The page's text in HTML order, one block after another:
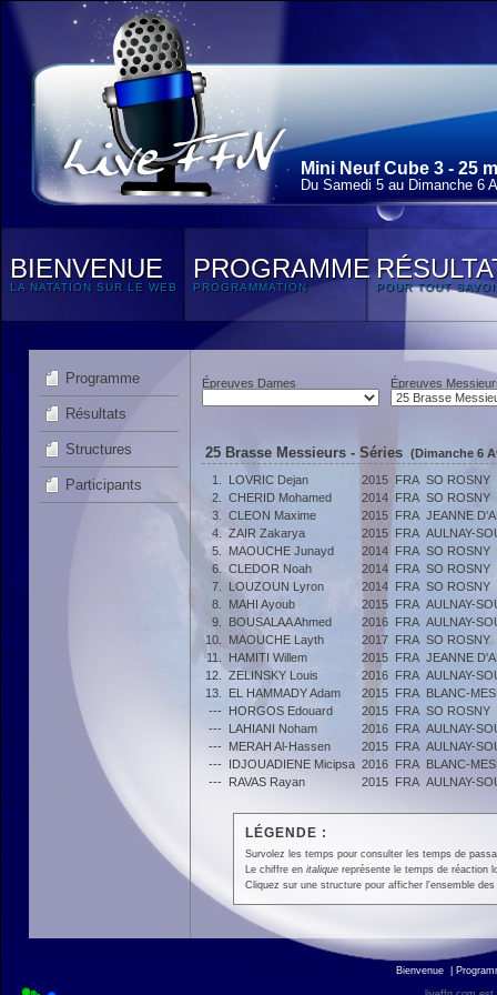
Mini Neuf Cube 3 - 25 m
Du Samedi 5 au Dimanche 6
BIENVENUE
LA NATATION SUR LE WEB
PROGRAMME
PROGRAMMATION POUR TOUT
Programme
Résultats
Structures
Participants
Épreuves Dames Épreuves
25 Brasse Messieurs - Séries (Dimanche 6
1.
LOVRIC Dejan 2015 FRA SO ROSNY
2.
CHERID Mohamed 2014 FRA SO ROSNY
3.
CLEON Maxime 2015 FRA JEANNE
4.
ZAIR Zakarya 2015 FRA AULNAY-
5.
MAOUCHE Junayd 2014 FRA SO ROSNY
6.
CLEDOR Noah 2014 FRA SO ROSNY
7.
LOUZOUN Lyron 2014 FRA SO ROSNY
8.
MAHI Ayoub 2015 FRA AULNAY-
9.
BOUSALAA Ahmed 2016 FRA AULNAY-
10.
MAOUCHE Layth 2017 FRA SO ROSNY
11.
HAMITI Willem 2015 FRA JEANNE
12.
ZELINSKY Louis 2016 FRA AULNAY-
13.
EL HAMMADY Adam 2015 FRA BLANC-
--- HORGOS Edouard 2015 FRA SO ROSNY
--- LAHIANI Noham 2016 FRA AULNAY-
--- MERAH Al-Hassen 2015 FRA AULNAY-
--- IDJOUADIENE Micipsa 2016 FRA BLANC-
--- RAVAS Rayan 2015 FRA AULNAY-
LÉGENDE :
Survolez les temps pour consulter les temps de
Le chiffre en italiquereprésente le temps de réaction
Cliquez sur une structure pour afficher l'ensemble
Bienvenue